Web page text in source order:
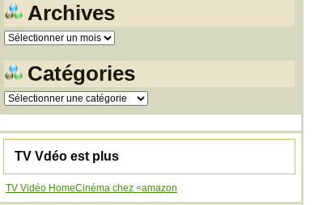
Archives
Archives
Catégories
Catégories
TV Vdéo est plus
TV Vidéo HomeCinéma chez <amazon